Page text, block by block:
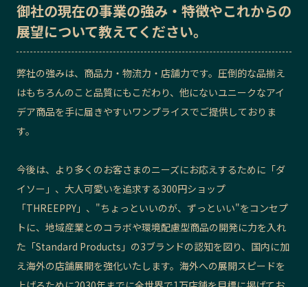
御社の現在の事業の強み・特徴やこれからの
展望について教えてください。
弊社の強みは、商品力・物流力・店舗力です。圧倒的な品揃え
はもちろんのこと品質にもこだわり、他にないユニークなアイ
デア商品を手に届きやすいワンプライスでご提供しておりま
す。
今後は、より多くのお客さまのニーズにお応えするために「ダ
イソー」、 大人可愛いを追求する300円ショップ
「THREEPPY」、"ちょっといいのが、ずっといい"をコンセプ
トに、地域産業とのコラボや環境配慮型商品の開発に力を入れ
た「Standard Products」の3ブランドの認知を図り、国内に加
え海外の店舗展開を強化いたします。 海外への展開スピードを